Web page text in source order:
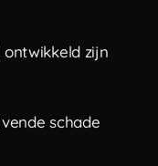
zijn
schade